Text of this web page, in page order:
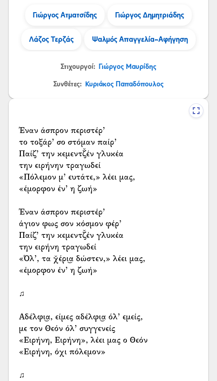
Γιώργος Ατματσίδης Γιώργος Δημητριάδης
Λάζος Τερζάς Ψαλμός Απαγγελία-Αφήγηση
Στιχουργοί: Γιώργος Μαυρίδης
Συνθέτες: Κυριάκος Παπαδόπουλος
Έναν άσπρον περιστέρ’
το τοξάρ’ σο στόμαν παίρ’
Παίζ’ την κεμεντζ̌έν γλυκέα
την ειρήνην τραγωδεί
«Πόλεμον μ’ ευτάτε,» λέει μας,
«έμορφον έν’ η ζωή»
Έναν άσπρον περιστέρ’
άγιον φως σον κόσμον φέρ’
Παίζ’ την κεμεντζ̌έν γλυκέα
την ειρήνη τραγωδεί
«Όλ’, τα χ̌έρι͜α δώστεν,» λέει μας,
«έμορφον έν’ η ζωή»
♫
Αδέλφι͜α, είμες αδέλφι͜α όλ’ εμείς,
με τον Θεόν όλ’ συγγενείς
«Ειρήνη, Ειρήνη», λέει μας ο Θεόν
«Ειρήνη, όχι πόλεμον»
♫